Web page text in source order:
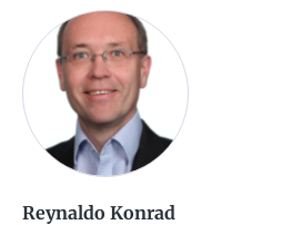
Reynaldo Konrad